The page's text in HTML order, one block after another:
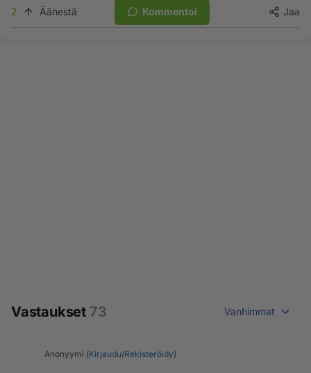
2 Äänestä Kommentoi Jaa
Vastaukset 73 Vanhimmat
Anonyymi (Kirjaudu/Rekisteröidy)